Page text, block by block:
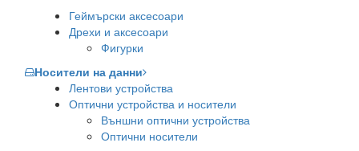
Геймърски аксесоари
Дрехи и аксесоари
Фигурки
Носители на данни
Лентови устройства
Оптични устройства и носители
Външни оптични устройства
Оптични носители